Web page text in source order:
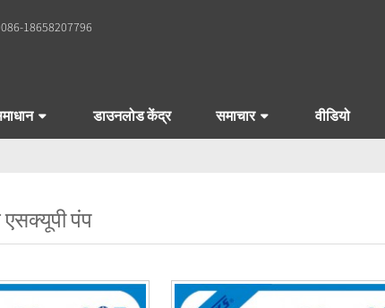
18658207796
डाउनलोड केंद्र समाचार वीडियो
पंप